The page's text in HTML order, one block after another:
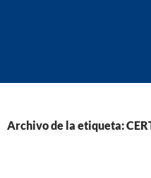
Archivo de la etiqueta: